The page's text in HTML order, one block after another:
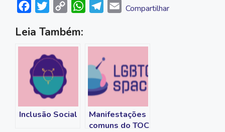
c
e
b
o
o
k
i
t
t
e
p
y
k
W
t
s
A
p
p
e
g
r
a
m
E
i
l
Compartilhar
Leia Também:
Inclusão Social
Manifestações
comuns do TOC